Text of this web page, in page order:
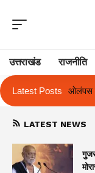
उत्तराखंड राजनीति
Latest Posts
फुटबॉल टूर्नामेंट में रिग
LATEST NEWS